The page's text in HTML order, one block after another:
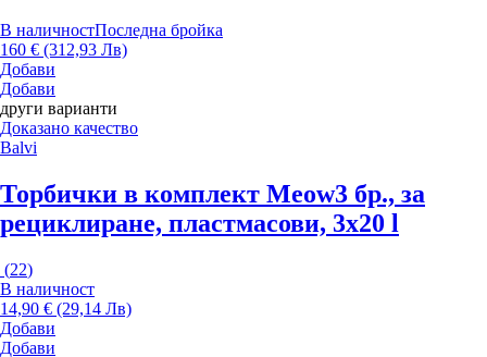
В наличностПоследна бройка
160 € (312,93 Лв)
Добави
Добави
други варианти
Доказано качество
Balvi
Торбички в комплект Meow3 бр., за
рециклиране, пластмасови, 3x20 l
(22)
В наличност
14,90 € (29,14 Лв)
Добави
Добави